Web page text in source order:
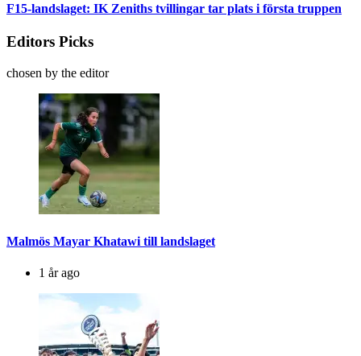
F15-landslaget: IK Zeniths tvillingar tar plats i första truppen
Editors Picks
chosen by the editor
Malmös Mayar Khatawi till landslaget
1 år ago